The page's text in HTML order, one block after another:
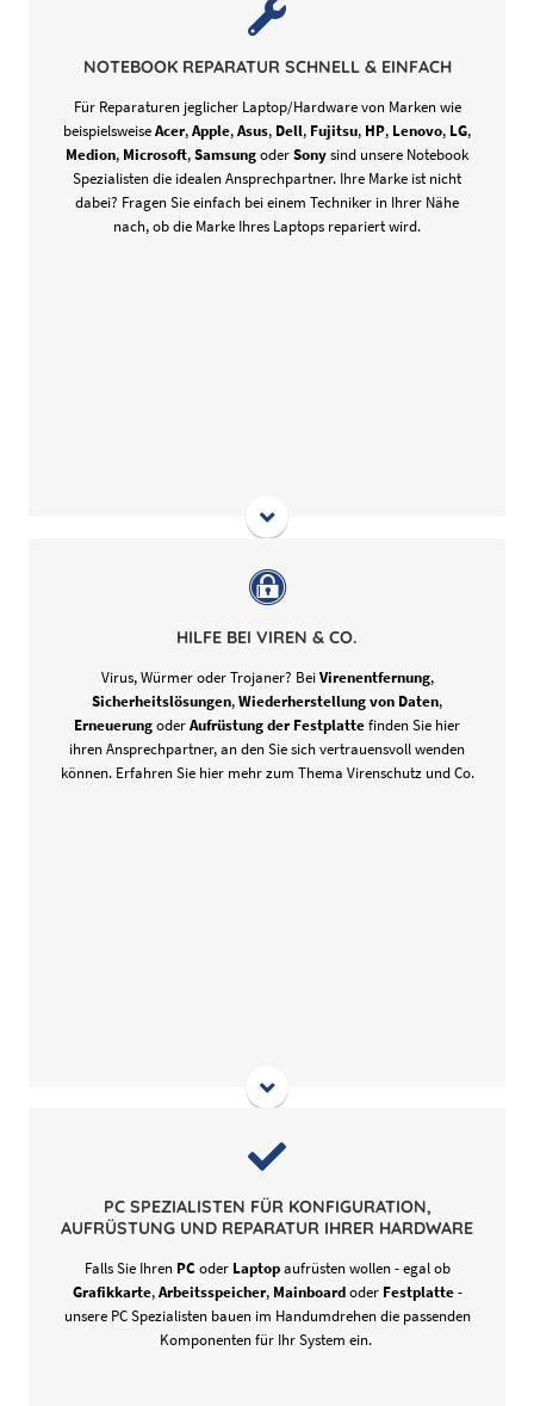
NOTEBOOK REPARATUR SCHNELL & EINFACH
Für Reparaturen jeglicher Laptop/Hardware von Marken wie
beispielsweiseAcer,Apple,Asus, Dell, Fujitsu, HP, Lenovo, LG,
Medion, Microsoft,SamsungoderSonysind unsere Notebook
Spezialisten die idealen Ansprechpartner. Ihre Marke ist nicht
dabei? Fragen Sie einfach bei einem Techniker in Ihrer Nähe
nach, ob die Marke Ihres Laptops repariert wird.
Über unsere Suche werden Ihnen mit der Eingabe Ihrer
Postleitzahl EDV Techniker in Ihrer Nähe angezeigt. Wählen Sie
einen passenden Reparaturbetrieb aus, der Ihnen PC repariert
auf.
HILFE BEI VIREN & CO.
Virus, Würmer oder Trojaner? BeiVirenentfernung,
Sicherheitslösungen,Wiederherstellung von Daten,
ErneuerungoderAufrüstung der Festplattefinden Sie hier
ihren Ansprechpartner, an den Sie sich vertrauensvoll wenden
können. Erfahren Sie hier mehr zum Thema Virenschutz und Co.
Die Spezialisten entfernen Malware schnell und ohne
Probleme. Sie sind sich unsicher, wie sich am besten
schützen? Auch dabei helfen Ihnen unsere IT Spezialisten
PC SPEZIALISTEN FÜR KONFIGURATION,
AUFRÜSTUNG UND REPARATUR IHRER HARDWARE
Falls Sie Ihren PCoder Laptopaufrüsten wollen - egal ob
Grafikkarte,Arbeitsspeicher, Mainboardoder Festplatte-
unsere PC Spezialisten bauen im Handumdrehen die passenden
Komponenten für Ihr System ein.
GeForce Grafikkarte
mit Ihrem System kompatibel
ist? Welche Vorteile hat einASUS Mainboard
einem Gigabyte Mainboard? Für Fragen rund um das
Thema Konfiguration, Aufrüstung und Reparatur von
Ansprechpartner.